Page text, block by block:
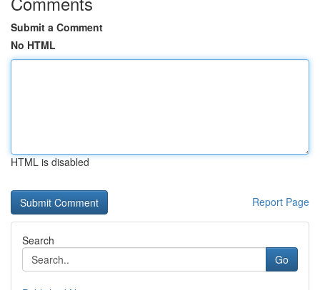
Submit a Comment
No HTML
HTML is disabled
Report Page
Search
Go